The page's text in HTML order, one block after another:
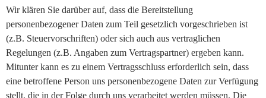
Wir klären Sie darüber auf, dass die Bereitstellung
personenbezogener Daten zum Teil gesetzlich vorgeschrieben ist
(z.B. Steuervorschriften) oder sich auch aus vertraglichen
Regelungen (z.B. Angaben zum Vertragspartner) ergeben kann.
Mitunter kann es zu einem Vertragsschluss erforderlich sein, dass
eine betroffene Person uns personenbezogene Daten zur Verfügung
stellt, die in der Folge durch uns verarbeitet werden müssen. Die